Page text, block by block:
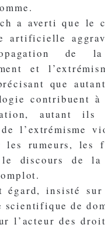
a averti que le
artificielle
de
et
que
contribuent
autant ils
l’extrémisme
les rumeurs, les
le discours de
égard, insisté
scientifique de
l’acteur des